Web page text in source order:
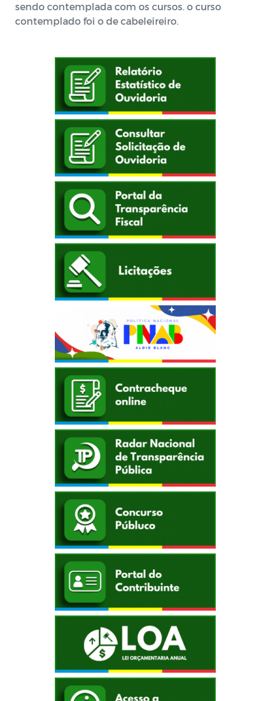
sendo contemplada com os cursos. o curso
contemplado foi o de cabeleireiro.